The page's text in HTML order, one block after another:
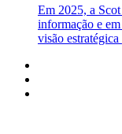
Em 2025, a
informação e
visão